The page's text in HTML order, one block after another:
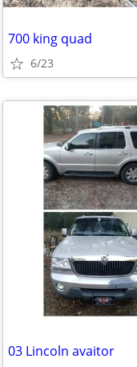
700 king quad
6/23
03 Lincoln avaitor